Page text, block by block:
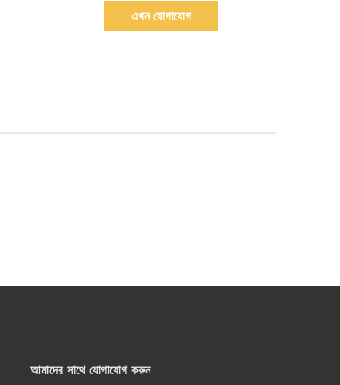
এখন যোগাযোগ
আমাদের সাথে যোগাযোগ করুন